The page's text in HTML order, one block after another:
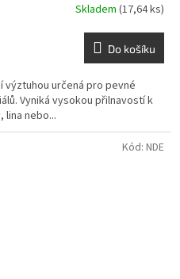
Skladem (17,64 ks)
Do košíku
výztuhou určená pro pevné
Vyniká vysokou přilnavostí k
lina nebo...
Kód: NDE